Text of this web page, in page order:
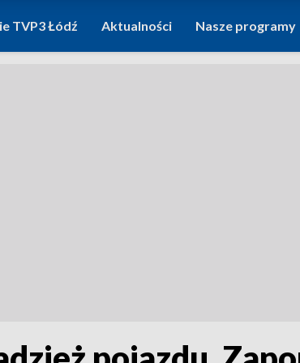
TVP3 Łódź Aktualności Nasze programy